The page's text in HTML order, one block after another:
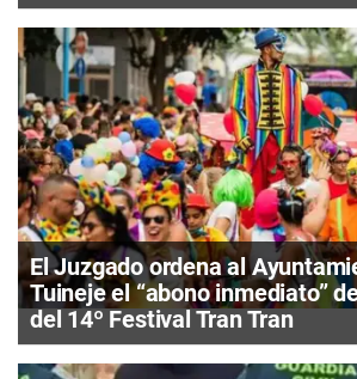
El Juzgado ordena al
Tuineje el “abono inmediato”
del 14º Festival Tran Tran